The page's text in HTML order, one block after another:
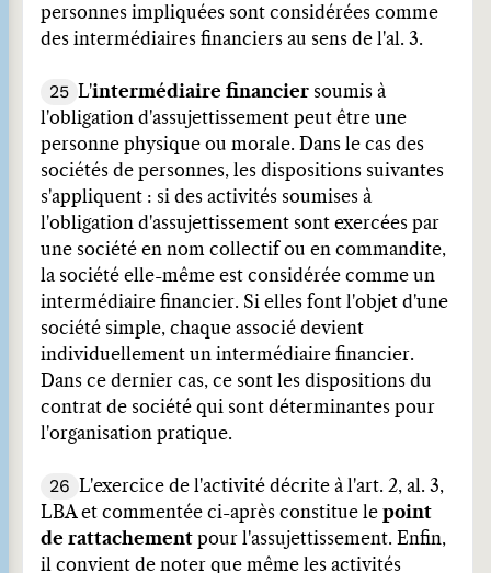
personnes impliquées sont considérées comme
des intermédiaires financiers au sens de l'al. 3.
25 L'intermédiaire financier soumis à
l'obligation d'assujettissement peut être une
personne physique ou morale. Dans le cas des
sociétés de personnes, les dispositions suivantes
s'appliquent : si des activités soumises à
l'obligation d'assujettissement sont exercées par
une société en nom collectif ou en commandite,
la société elle-même est considérée comme un
intermédiaire financier. Si elles font l'objet d'une
société simple, chaque associé devient
individuellement un intermédiaire financier.
Dans ce dernier cas, ce sont les dispositions du
contrat de société qui sont déterminantes pour
l'organisation pratique.
26
L'exercice de l'activité décrite à l'art. 2, al. 3,
LBA et commentée ci-après constitue le point
de rattachement pour l'assujettissement. Enfin,
il convient de noter que même les activités